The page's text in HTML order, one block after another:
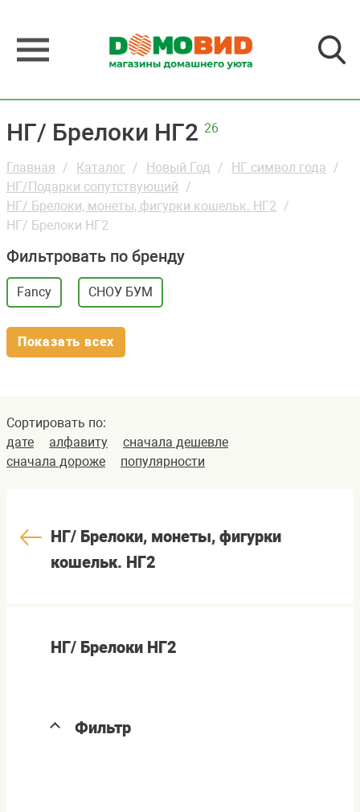
НГ/ Брелоки НГ2 26
Главная Каталог Новый Год
НГ символ года
НГ/Подарки сопутствующий
НГ/ Брелоки, монеты, фигурки кошельк. НГ2
НГ/ Брелоки НГ2
Фильтровать по бренду
Fancy СНОУ БУМ
Показать всех
Сортировать по:
дате
алфавиту
сначала дешевле
сначала дороже
популярности
НГ/ Брелоки, монеты, фигурки
кошельк. НГ2
НГ/ Брелоки НГ2
Фильтр